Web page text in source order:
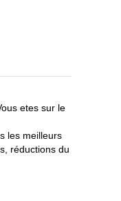
etes sur le
les meilleurs
réductions du